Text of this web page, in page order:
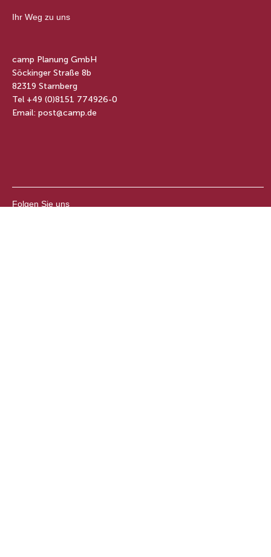
Ihr Weg zu uns
camp Planung GmbH
Söckinger Straße 8b
82319 Starnberg
Tel +49 (0)8151 774926-0
Email: post@camp.de
Folgen Sie uns